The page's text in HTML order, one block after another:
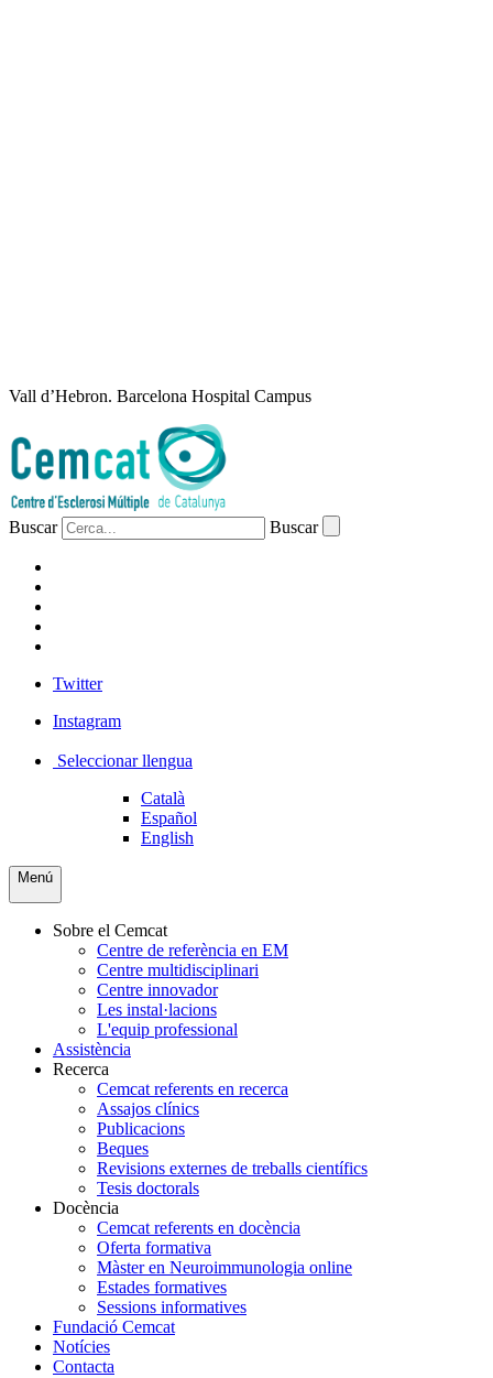
Vall d’Hebron. Barcelona Hospital Campus
Buscar Buscar
Twitter
Instagram
Seleccionar llengua
Català
Español
English
Menú
Sobre el Cemcat
Centre de referència en EM
Centre multidisciplinari
Centre innovador
Les instal·lacions
L'equip professional
Assistència
Recerca
Cemcat referents en recerca
Assajos clínics
Publicacions
Beques
Revisions externes de treballs científics
Tesis doctorals
Docència
Cemcat referents en docència
Oferta formativa
Màster en Neuroimmunologia online
Estades formatives
Sessions informatives
Fundació Cemcat
Notícies
Contacta